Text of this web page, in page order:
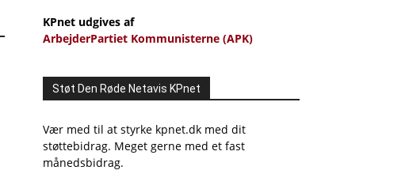
KPnet udgives af
ArbejderPartiet Kommunisterne (APK)
Støt Den Røde Netavis KPnet
Vær med til at styrke kpnet.dk med dit
støttebidrag. Meget gerne med et fast
månedsbidrag.